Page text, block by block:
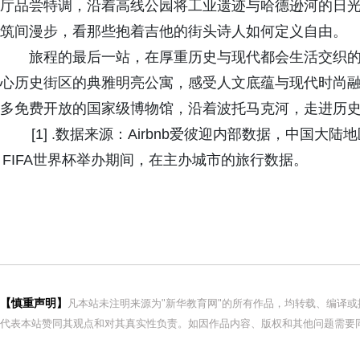
厅品尝特调，沿着高线公园将工业遗迹与哈德逊河的日
筑间漫步，看那些抱着吉他的街头诗人如何定义自由。
旅程的最后一站，在厚重历史与现代都会生活交织
心历史街区的典雅明亮公寓，感受人文底蕴与现代时尚
多免费开放的国家级博物馆，沿着波托马克河，走进历
[1] .数据来源：Airbnb爱彼迎内部数据，中国大陆
FIFA世界杯举办期间，在主办城市的旅行数据。
【慎重声明】
凡本站未注明来源为"新华教育网"的所有作品，均转载、编译
代表本站赞同其观点和对其真实性负责。如因作品内容、版权和其他问题需